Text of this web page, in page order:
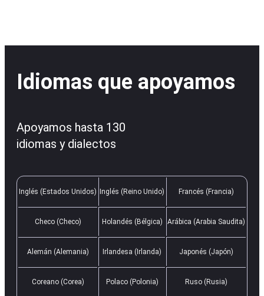
Idiomas que apoyamos
Apoyamos hasta 130
idiomas y dialectos
Inglés (Estados Unidos) Inglés (Reino Unido) Francés (Francia)
Checo (Checo) Holandés (Bélgica) Arábica (Arabia Saudita)
Alemán (Alemania) Irlandesa (Irlanda) Japonés (Japón)
Coreano (Corea) Polaco (Polonia) Ruso (Rusia)